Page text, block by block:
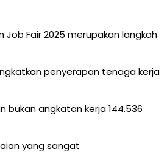
Fair 2025 merupakan langkah
penyerapan tenaga kerja
bukan angkatan kerja 144.536
yang sangat